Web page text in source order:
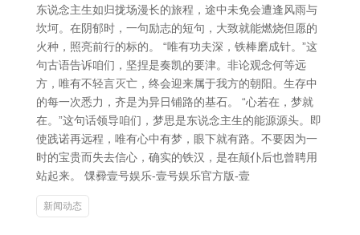
东说念主生如归拢场漫长的旅程，途中未免会遭逢风雨与
坎坷。在阴郁时，一句励志的短句，大致就能燃烧但愿的
火种，照亮前行的标的。 “唯有功夫深，铁棒磨成针。”这
句古语告诉咱们，坚捏是奏凯的要津。非论观念何等远
方，唯有不轻言灭亡，终会迎来属于我方的朝阳。生存中
的每一次悉力，齐是为异日铺路的基石。 “心若在，梦就
在。”这句话领导咱们，梦思是东说念主生的能源源头。即
使践诺再远程，唯有心中有梦，眼下就有路。不要因为一
时的宝贵而失去信心，确实的铁汉，是在颠仆后也曾聘用
站起来。 馃彛壹号娱乐-壹号娱乐官方版-壹
新闻动态